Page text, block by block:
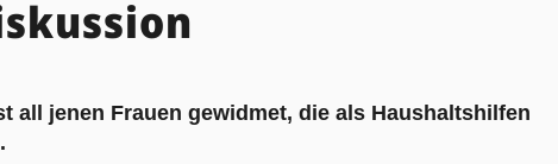
all jenen Frauen gewidmet, die als Haushaltshilfen